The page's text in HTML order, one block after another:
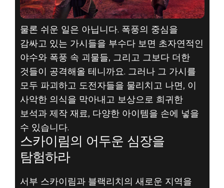
물론 쉬운 일은 아닙니다. 폭풍의 중심을
감싸고 있는 가시들을 부수다 보면 초자연적인
야수와 폭풍 속 괴물들, 그리고 그보다 더한
것들이 공격해올 테니까요. 그러나 그 가시를
모두 파괴하고 도전자들을 물리치고 나면, 이
사악한 의식을 막아내고 보상으로 희귀한
보석과 제작 재료, 다양한 아이템을 손에 넣을
수 있습니다.
스카이림의 어두운 심장을
탐험하라
서부 스카이림과 블랙리치의 새로운 지역을